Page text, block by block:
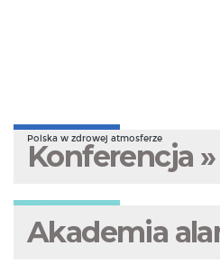
Polska w zdrowej atmosferze
Konferencja »
Akademia